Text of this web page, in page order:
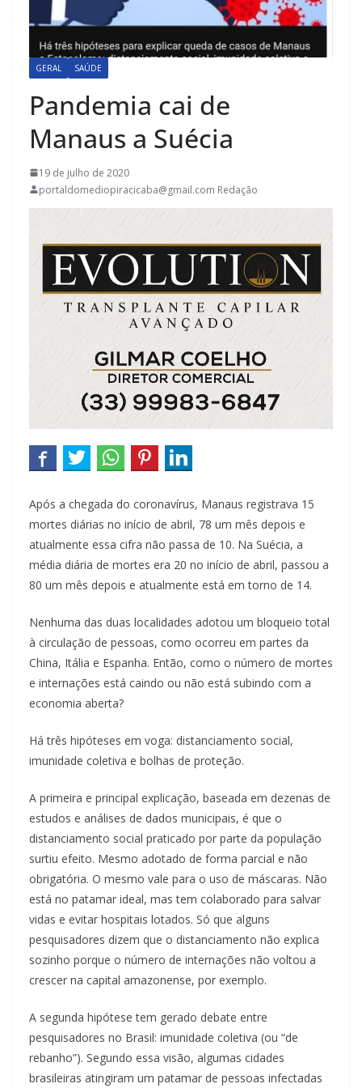
GERAL SAÚDE
Pandemia cai de
Manaus a Suécia
19 de julho de 2020
portaldomediopiracicaba@gmail.com Redação
Após a chegada do coronavírus, Manaus registrava 15
mortes diárias no início de abril, 78 um mês depois e
atualmente essa cifra não passa de 10. Na Suécia, a
média diária de mortes era 20 no início de abril, passou a
80 um mês depois e atualmente está em torno de 14.
Nenhuma das duas localidades adotou um bloqueio total
à circulação de pessoas, como ocorreu em partes da
China, Itália e Espanha. Então, como o número de mortes
e internações está caindo ou não está subindo com a
economia aberta?
Há três hipóteses em voga: distanciamento social,
imunidade coletiva e bolhas de proteção.
A primeira e principal explicação, baseada em dezenas de
estudos e análises de dados municipais, é que o
distanciamento social praticado por parte da população
surtiu efeito. Mesmo adotado de forma parcial e não
obrigatória. O mesmo vale para o uso de máscaras. Não
está no patamar ideal, mas tem colaborado para salvar
vidas e evitar hospitais lotados. Só que alguns
pesquisadores dizem que o distanciamento não explica
sozinho porque o número de internações não voltou a
crescer na capital amazonense, por exemplo.
A segunda hipótese tem gerado debate entre
pesquisadores no Brasil: imunidade coletiva (ou “de
rebanho”). Segundo essa visão, algumas cidades
brasileiras atingiram um patamar de pessoas infectadas